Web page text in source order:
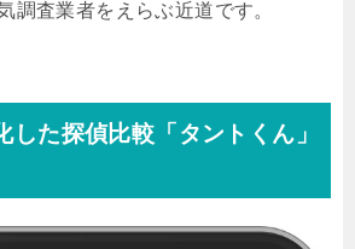
調査業者をえらぶ近道です。
した探偵比較「タントくん」